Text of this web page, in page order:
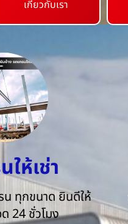
เกี่ยวกับเรา
ให้เช่า
น ทุกขนาด ยินดีให้
24 ชั่วโมง